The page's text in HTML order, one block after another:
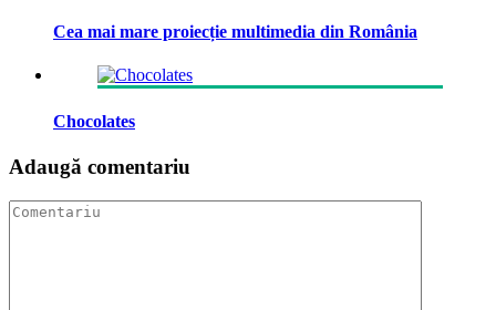
Cea mai mare proiecție multimedia din România
Chocolates
Adaugă comentariu